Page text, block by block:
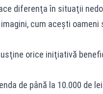
diferenţa în situaţii
cum aceşti oameni
orice iniţiativă
de până la 10.000 de